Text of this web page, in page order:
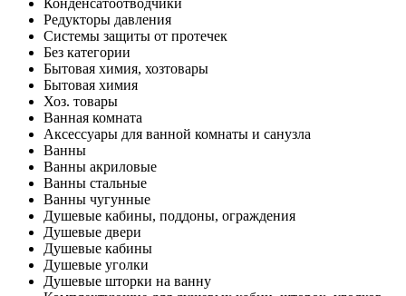
Конденсатоотводчики
Редукторы давления
Системы защиты от протечек
Без категории
Бытовая химия, хозтовары
Бытовая химия
Хоз. товары
Ванная комната
Аксессуары для ванной комнаты и санузла
Ванны
Ванны акриловые
Ванны стальные
Ванны чугунные
Душевые кабины, поддоны, ограждения
Душевые двери
Душевые кабины
Душевые уголки
Душевые шторки на ванну